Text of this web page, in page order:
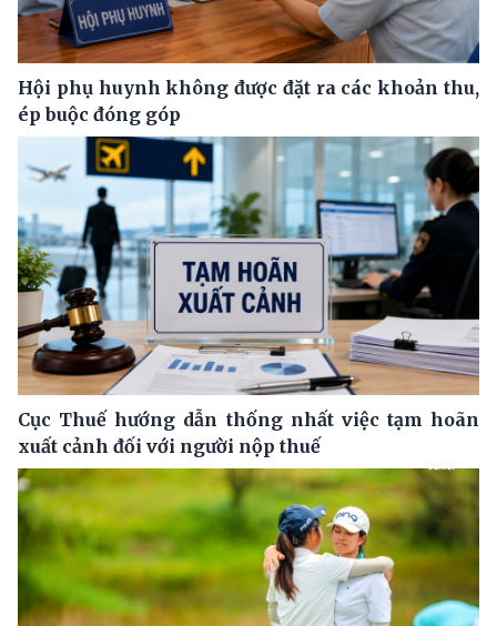
Hội phụ huynh không được đặt ra các khoản thu,
ép buộc đóng góp
Cục Thuế hướng dẫn thống nhất việc tạm hoãn
xuất cảnh đối với người nộp thuế